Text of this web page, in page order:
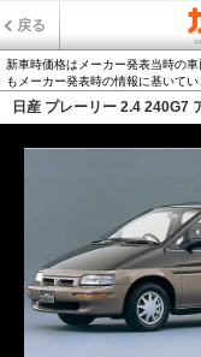
戻る
新車時価格はメーカー発表当時の
もメーカー発表時の情報に基いてい
日産 プレーリー 2.4 240G7